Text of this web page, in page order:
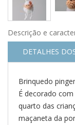
Descrição e
DETALHES
Brinquedo
É decorado
quarto das
maçaneta da